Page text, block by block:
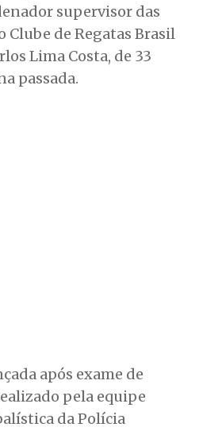
supervisor das
Clube de Regatas Brasil
Lima Costa, de 33
passada.
após exame de
pela equipe
da Polícia